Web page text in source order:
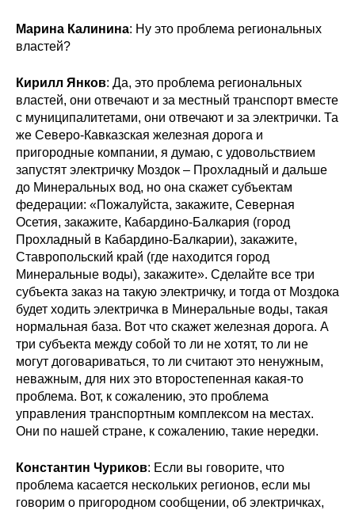
Марина Калинина: Ну это проблема региональных
властей?
Кирилл Янков: Да, это проблема региональных
властей, они отвечают и за местный транспорт вместе
с муниципалитетами, они отвечают и за электрички. Та
же Северо-Кавказская железная дорога и
пригородные компании, я думаю, с удовольствием
запустят электричку Моздок – Прохладный и дальше
до Минеральных вод, но она скажет субъектам
федерации: «Пожалуйста, закажите, Северная
Осетия, закажите, Кабардино-Балкария (город
Прохладный в Кабардино-Балкарии), закажите,
Ставропольский край (где находится город
Минеральные воды), закажите». Сделайте все три
субъекта заказ на такую электричку, и тогда от Моздока
будет ходить электричка в Минеральные воды, такая
нормальная база. Вот что скажет железная дорога. А
три субъекта между собой то ли не хотят, то ли не
могут договариваться, то ли считают это ненужным,
неважным, для них это второстепенная какая-то
проблема. Вот, к сожалению, это проблема
управления транспортным комплексом на местах.
Они по нашей стране, к сожалению, такие нередки.
Константин Чуриков: Если вы говорите, что
проблема касается нескольких регионов, если мы
говорим о пригородном сообщении, об электричках,